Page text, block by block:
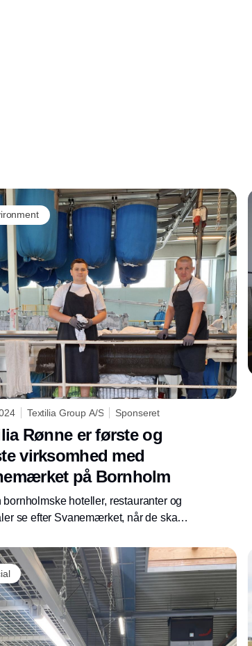
Textilia Group A/S Sponseret
Rønne er første og
virksomhed med
på Bornholm
bornholmske hoteller, restauranter og
se efter Svanemærket, når de skal
Rønne har nemlig som det 15. Textilia-
netop opnået Svanemærket. Vaskeriet
virksomhed på Bornholm
med det officielle nordiske